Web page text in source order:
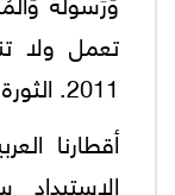
تعمل ولا
2011. الثورة التي حوّلوها الى حروب أهلية.
أقطارنا